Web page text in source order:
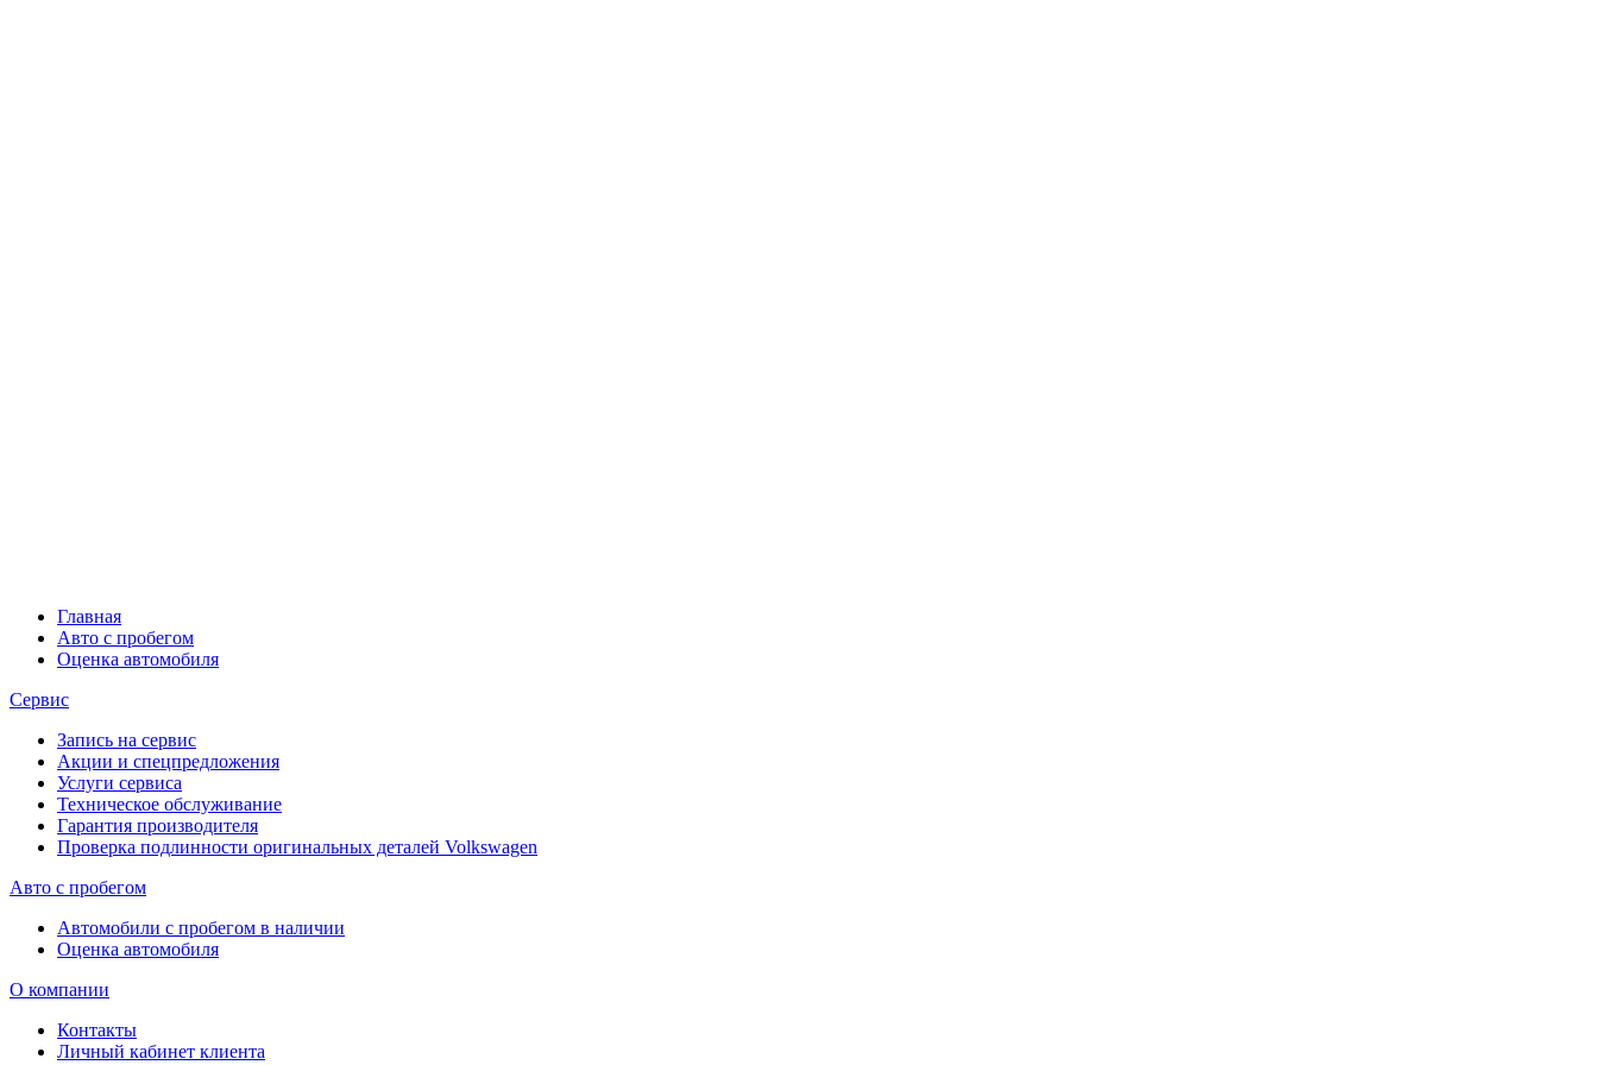
Главная
Авто с пробегом
Оценка автомобиля
Сервис
Запись на сервис
Акции и спецпредложения
Услуги сервиса
Техническое обслуживание
Гарантия производителя
Проверка подлинности оригинальных деталей Volkswagen
Авто с пробегом
Автомобили с пробегом в наличии
Оценка автомобиля
О компании
Контакты
Личный кабинет клиента